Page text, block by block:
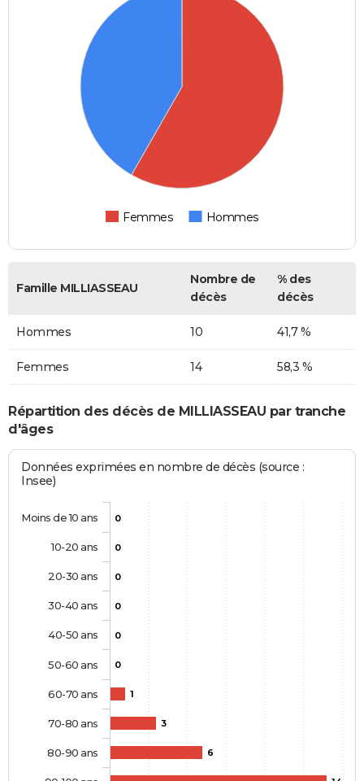
Femmes Hommes
Famille MILLIASSEAU
Nombre de
décès
% des
décès
Hommes 10 41,7 %
Femmes 14 58,3 %
Répartition des décès de MILLIASSEAU par tranche
d'âges
Données exprimées en nombre de décès (source :
Insee)
0
0
0
0
0
0
1
3
6
Moins de 10 ans
10-20 ans
20-30 ans
30-40 ans
40-50 ans
50-60 ans
60-70 ans
70-80 ans
80-90 ans